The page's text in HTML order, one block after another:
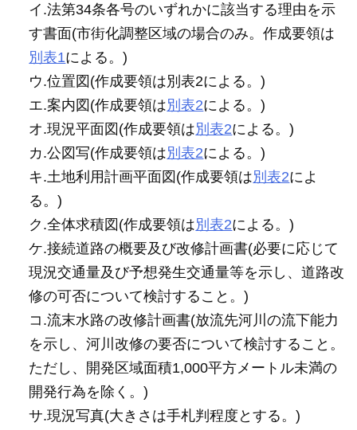
イ.法第34条各号のいずれかに該当する理由を示
す書面(市街化調整区域の場合のみ。作成要領は
別表1による。)
ウ.位置図(作成要領は別表2による。)
エ.案内図(作成要領は別表2による。)
オ.現況平面図(作成要領は別表2による。)
カ.公図写(作成要領は別表2による。)
キ.土地利用計画平面図(作成要領は別表2によ
る。)
ク.全体求積図(作成要領は別表2による。)
ケ.接続道路の概要及び改修計画書(必要に応じて
現況交通量及び予想発生交通量等を示し、道路改
修の可否について検討すること。)
コ.流末水路の改修計画書(放流先河川の流下能力
を示し、河川改修の要否について検討すること。
ただし、開発区域面積1,000平方メートル未満の
開発行為を除く。)
サ.現況写真(大きさは手札判程度とする。)